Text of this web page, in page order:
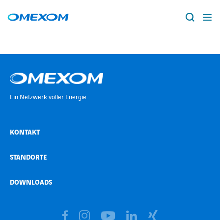
Lösungen
News
Standorte
facebook instagram youtube linkedin
Suche
Ein Netzwerk voller Energie.
KONTAKT
STANDORTE
DOWNLOADS
facebookinstagramyoutubelinkedin